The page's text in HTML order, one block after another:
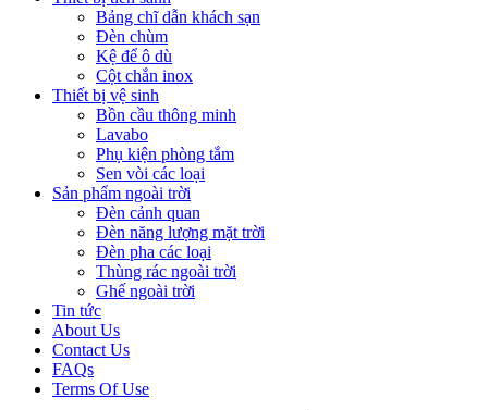
Bảng chĩ dẫn khách sạn
Đèn chùm
Kệ để ô dù
Cột chắn inox
Thiết bị vệ sinh
Bồn cầu thông minh
Lavabo
Phụ kiện phòng tắm
Sen vòi các loại
Sản phẩm ngoài trời
Đèn cảnh quan
Đèn năng lượng mặt trời
Đèn pha các loại
Thùng rác ngoài trời
Ghế ngoài trời
Tin tức
About Us
Contact Us
FAQs
Terms Of Use